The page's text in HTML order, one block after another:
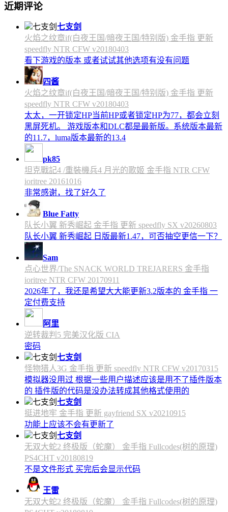
近期评论
七支剑
火焰之纹章if(白夜王国/暗夜王国/特别版) 金手指 更新
speedfly NTR CFW v20180403
看下游戏的版本 或者试试其他选项有没有问题
四酱
火焰之纹章if(白夜王国/暗夜王国/特别版) 金手指 更新
speedfly NTR CFW v20180403
太太，一开锁定HP当前HP或者锁定HP为77，都会立刻
黑屏死机。 游戏版本和DLC都是最新版。系统版本最新
的11.7，luma版本最新的13.4
pk85
坦克戰記4 /重裝機兵4 月光的歌姬 金手指 NTR CFW
ioritree 20161016
非常感谢，找了好久了
Blue Fatty
队长小翼 新秀崛起 金手指 更新 speedfly SX v20260803
队长小翼 新秀崛起 日版最新1.47，可否抽空更信一下？
Sam
点心世界/The SNACK WORLD TREJARERS 金手指
ioritree NTR CFW 20170911
2026年了，我还是希望大大能更新3.2版本的 金手指 一
定付费支持
阿里
逆转裁判5 完美汉化版 CIA
密码
七支剑
怪物猎人3G 金手指 更新 speedfly NTR CFW v20170315
模拟器没用过 根据一些用户描述应该是用不了插件版本
的 插件版的代码是没办法转成其他格式使用的
七支剑
挺进地牢 金手指 更新 gayfriend SX v20210915
功能上应该不会有更新了
七支剑
无双大蛇2 终极版（蛇魔） 金手指 Fullcodes(树的原理)
PS4CHT v20180819
不是文件形式 买完后会显示代码
王雷
无双大蛇2 终极版（蛇魔） 金手指 Fullcodes(树的原理)